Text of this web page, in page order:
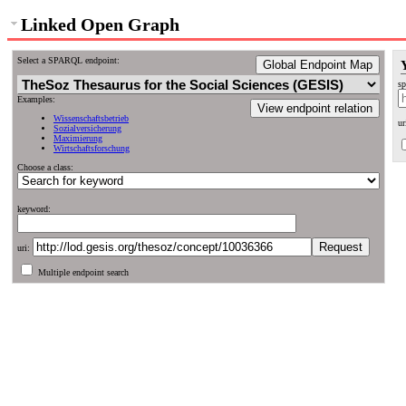
Linked Open Graph
Select a SPARQL endpoint: Global Endpoint Map
View endpoint relation
Examples:
Wissenschaftsbetrieb
Sozialversicherung
Maximierung
Wirtschaftsforschung
Choose a class:
keyword:
uri:
Multiple endpoint search